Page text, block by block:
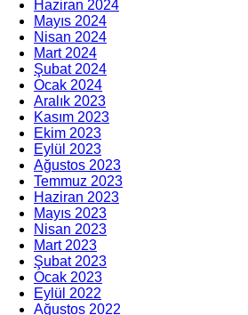
Haziran 2024
Mayıs 2024
Nisan 2024
Mart 2024
Şubat 2024
Ocak 2024
Aralık 2023
Kasım 2023
Ekim 2023
Eylül 2023
Ağustos 2023
Temmuz 2023
Haziran 2023
Mayıs 2023
Nisan 2023
Mart 2023
Şubat 2023
Ocak 2023
Eylül 2022
Ağustos 2022